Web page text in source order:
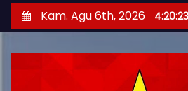
k
Kam. Agu 6th, 2026